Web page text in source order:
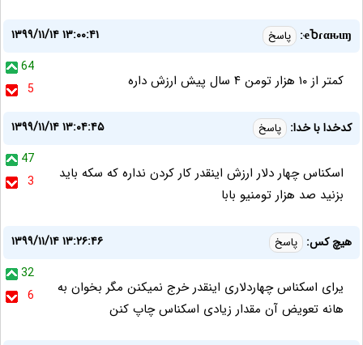
ҽႦɾαԋιɱ: پاسخ
۱۳۹۹/۱۱/۱۴ ۱۳:۰۰:۴۱
64
5
کمتر از ۱۰ هزار تومن ۴ سال پیش ارزش داره
کدخدا با خدا: پاسخ
۱۳۹۹/۱۱/۱۴ ۱۳:۰۴:۴۵
47
3
اسکناس چهار دلار ارزش اینقدر کار کردن نداره که سکه باید
بزنید صد هزار تومنیو بابا
هیچ کس: پاسخ
۱۳۹۹/۱۱/۱۴ ۱۳:۲۶:۴۶
32
6
یرای اسکناس چهاردلاری اینقدر خرج نمیکنن مگر بخوان به
هانه تعویض آن مقدار زیادی اسکناس چاپ کنن